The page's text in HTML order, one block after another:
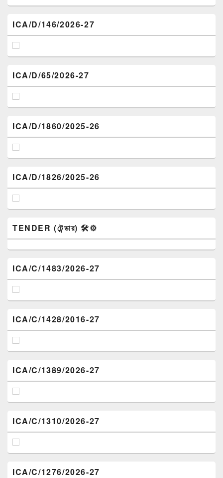
ICA/D/146/2026-27
ICA/D/65/2026-27
ICA/D/1860/2025-26
ICA/D/1826/2025-26
TENDER (টেন্ডার) 🛠️⚙️
ICA/C/1483/2026-27
ICA/C/1428/2016-27
ICA/C/1389/2026-27
ICA/C/1310/2026-27
ICA/C/1276/2026-27